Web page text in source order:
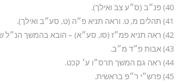
40) פנ״ב (ס״ע צב ואילך).
41) תהלים מ, ט. וראה תניא פ״ה (ט, סע״ב ואילך).
42) ראה תניא פמ״ז (סו, סע״א) – הובא בהמשך הנ״ל שם.
43) אבות פ״ד מ״ב.
44) ראה גם המשך תרס״ו ע׳ קכט.
45) פרש״י ר״פ בראשית.